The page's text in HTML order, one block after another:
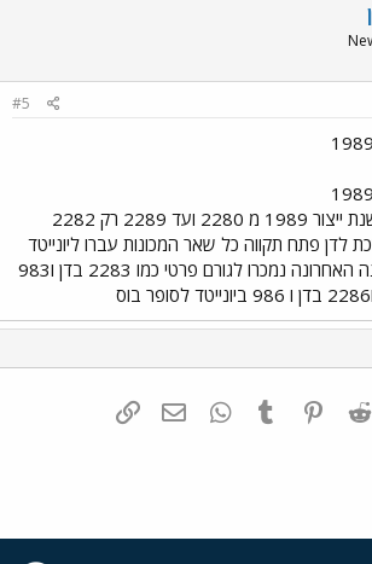
#5
לדן היו 9 280 SU שנת ייצור 1989 מ 2280 ועד 2289 רק 2282
לדן פתח תקווה כל שאר המכונות עברו ליונייטד
במהלך השנים ובשנה האחרונה נמכרו לגורם פרטי כמו 2283 בדן ו983
Reddit
Pinterest
Tumblr
WhatsAppדואר אלקטרוני